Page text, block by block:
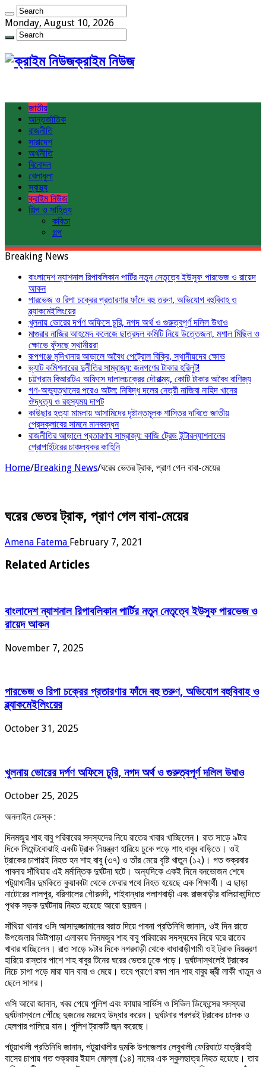
Monday, August 10, 2026
ক্রাইম নিউজ
জাতীয়
আন্তর্জাতিক
রাজনীতি
সারাদেশ
অর্থনীতি
বিনোদন
খেলাধুলা
স্বাস্থ্য
ক্রাইম নিউজ
শিল্প ও সাহিত্য
কবিতা
গল্প
Breaking News
বাংলাদেশ ন্যাশনাল রিপাবলিকান পার্টির নতুন নেতৃত্বে ইউসুফ পারভেজ ও রায়েদ
আকন
পারভেজ ও রিপা চক্রের প্রতারণার ফাঁদে বহু তরুণ, অভিযোগ বহুবিবাহ ও
ব্ল্যাকমেইলিংয়ের
খুলনায় ভোরের দর্পণ অফিসে চুরি, নগদ অর্থ ও গুরুত্বপূর্ণ দলিল উধাও
মাগুরার নাজির আহমেদ কলেজে ছাত্রদল কমিটি নিয়ে উত্তেজনা, মশাল মিছিল ও
ক্ষোভে ফুঁসছে স্থানীয়রা
রূপগঞ্জে মুদিখানার আড়ালে অবৈধ পেট্রোল বিক্রি, স্থানীয়দের ক্ষোভ
ভ্যাট কমিশনারের দুর্নীতির সাম্রাজ্য: জনগণের টাকার হরিলুট!
চট্টগ্রাম বিআরটিএ অফিসে দালালচক্রের দৌরাত্ম্য, কোটি টাকার অবৈধ বাণিজ্য
গণ-অভ্যুত্থানের পরেও অটল: নিষিদ্ধ দলের নেত্রী নাজিবা নাহিদ খানের
ঔদ্ধত্য ও রহস্যময় দাপট
কাউছার হত্যা মামলায় আসামিদের দৃষ্টান্তমূলক শাস্তির দাবিতে জাতীয়
প্রেসক্লাবের সামনে মানববন্ধন
রাজনীতির আড়ালে প্রতারণার সাম্রাজ্য: কাজি ট্রেড ইন্টারন্যাশনালের
প্রোপাইটরের চাঞ্চল্যকর কাহিনি
Home/Breaking News/ঘরের ভেতর ট্রাক, প্রাণ গেল বাবা-মেয়ের
ঘরের ভেতর ট্রাক, প্রাণ গেল বাবা-মেয়ের
Amena Fatema February 7, 2021
Related Articles
বাংলাদেশ ন্যাশনাল রিপাবলিকান পার্টির নতুন নেতৃত্বে ইউসুফ পারভেজ ও
রায়েদ আকন
November 7, 2025
পারভেজ ও রিপা চক্রের প্রতারণার ফাঁদে বহু তরুণ, অভিযোগ বহুবিবাহ ও
ব্ল্যাকমেইলিংয়ের
October 31, 2025
খুলনায় ভোরের দর্পণ অফিসে চুরি, নগদ অর্থ ও গুরুত্বপূর্ণ দলিল উধাও
October 25, 2025
অনলাইন ডেস্ক :
দিনমজুর শাহ বাবু পরিবারের সদস্যদের নিয়ে রাতের খাবার খাচ্ছিলেন। রাত সাড়ে ৯টার
দিকে সিমেন্টবোঝাই একটি ট্রাক নিয়ন্ত্রণ হারিয়ে ঢুকে পড়ে শাহ বাবুর বাড়িতে। ওই
ট্রাকের চাপায়ই নিহত হন শাহ বাবু (৩৭) ও তাঁর মেয়ে বৃষ্টি খাতুন (১২)। গত শুক্রবার
পাবনার সাঁথিয়ায় এই মর্মান্তিক দুর্ঘটনা ঘটে। অন্যদিকে একই দিনে বনভোজন শেষে
পটুয়াখালীর দুমকিতে কুয়াকাটা থেকে ফেরার পথে নিহত হয়েছে এক শিক্ষার্থী। এ ছাড়া
নাটোরের লালপুর, বরিশালের গৌরনদী, গাইবান্ধার পলাশবাড়ী এবং রাজবাড়ীর বালিয়াকান্দিতে
পৃথক সড়ক দুর্ঘটনায় নিহত হয়েছে আরো ছয়জন।
সাঁথিয়া থানার ওসি আসাদুজ্জামানের বরাত দিয়ে পাবনা প্রতিনিধি জানান, ওই দিন রাতে
উপজেলার ভিটাপাড়া এলাকায় দিনমজুর শাহ বাবু পরিবারের সদস্যদের নিয়ে ঘরে রাতের
খাবার খাচ্ছিলেন। রাত সাড়ে ৯টার দিকে নগরবাড়ী থেকে বাঘাবাড়ীগামী ওই ট্রাক নিয়ন্ত্রণ
হারিয়ে রাস্তার পাশে শাহ বাবুর টিনের ঘরের ভেতর ঢুকে পড়ে। দুর্ঘটনাস্থলেই ট্রাকের
নিচে চাপা পড়ে মারা যান বাবা ও মেয়ে। তবে প্রাণে রক্ষা পান শাহ বাবুর স্ত্রী লাকী খাতুন ও
ছেলে সাগর।
ওসি আরো জানান, খবর পেয়ে পুলিশ এবং ফায়ার সার্ভিস ও সিভিল ডিফেন্সের সদস্যরা
দুর্ঘটনাস্থলে পৌঁছে দুজনের মরদেহ উদ্ধার করেন। দুর্ঘটনার পরপরই ট্রাকের চালক ও
হেলপার পালিয়ে যান। পুলিশ ট্রাকটি জব্দ করেছে।
পটুয়াখালী প্রতিনিধি জানান, পটুয়াখালীর দুমকি উপজেলার লেবুখালী ফেরিঘাটে যাত্রীবাহী
বাসের চাপায় গত শুক্রবার ইয়াদ মোল্লা (১৪) নামের এক স্কুলছাত্র নিহত হয়েছে। তার